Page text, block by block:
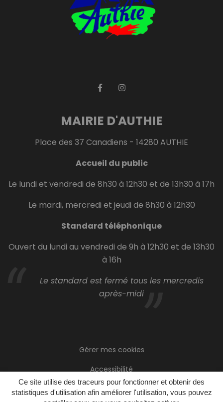
Ce site utilise des traceurs pour fonctionner et obtenir des
statistiques d'utilisation afin améliorer l'utilisation, vous pouvez
MAIRIE D'AUTHIE
Place des 37 Canadiens - 14280 AUTHIE
Accueil du public
Le lundi et vendredi de 8h30 à 12h30 et de 13h30 à 17h
Le mardi, mercredi et jeudi de 8h30 à 12h30
Standard téléphonique
Ouvert du lundi au vendredi de 9h à 12h30 et de 13h30
à 16h
Le standard est fermé tous les mercredis
après-midi
Gérer mes cookies
Accessibilité
Plan du site